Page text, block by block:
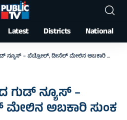
Latest Districts National
– ಪೆಟ್ರೋಲ್‌, ಡೀಸೆಲ್‌ ಮೇಲಿನ ಅಬಕಾರಿ ಸುಂಕ ಭಾರೀ ಇಳಿಕೆ!
ಗುಡ್‌ ನ್ಯೂಸ್‌ –
ಅಬಕಾರಿ ಸುಂಕ